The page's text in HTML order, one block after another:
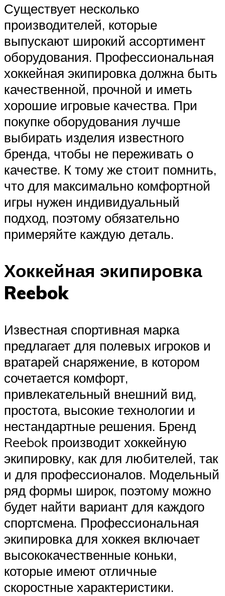
Существует несколько
производителей, которые
выпускают широкий ассортимент
оборудования. Профессиональная
хоккейная экипировка должна быть
качественной, прочной и иметь
хорошие игровые качества. При
покупке оборудования лучше
выбирать изделия известного
бренда, чтобы не переживать о
качестве. К тому же стоит помнить,
что для максимально комфортной
игры нужен индивидуальный
подход, поэтому обязательно
примеряйте каждую деталь.
Хоккейная экипировка
Reebok
Известная спортивная марка
предлагает для полевых игроков и
вратарей снаряжение, в котором
сочетается комфорт,
привлекательный внешний вид,
простота, высокие технологии и
нестандартные решения. Бренд
Reebok производит хоккейную
экипировку, как для любителей, так
и для профессионалов. Модельный
ряд формы широк, поэтому можно
будет найти вариант для каждого
спортсмена. Профессиональная
экипировка для хоккея включает
высококачественные коньки,
которые имеют отличные
скоростные характеристики.